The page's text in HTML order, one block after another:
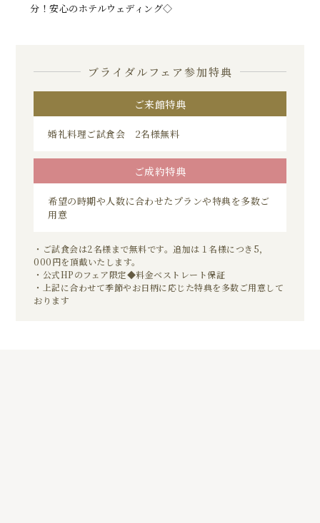
分！安心のホテルウェディング◇
ブライダルフェア参加特典
ご来館特典
婚礼料理ご試食会 2名様無料
ご成約特典
希望の時期や人数に合わせたプランや特典を多数ご
用意
・ご試食会は2名様まで無料です。追加は１名様につき5，
000円を頂戴いたします。
・公式HPのフェア限定◆料金ベストレート保証
・上記に合わせて季節やお日柄に応じた特典を多数ご用意して
おります